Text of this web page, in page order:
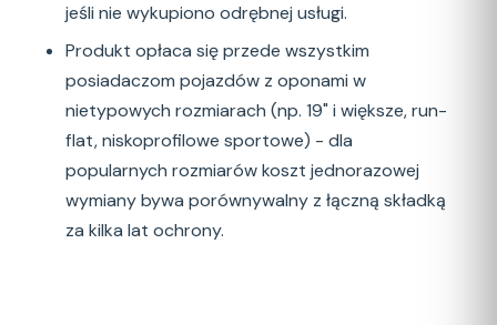
jeśli nie wykupiono odrębnej usługi.
Produkt opłaca się przede wszystkim
posiadaczom pojazdów z oponami w
nietypowych rozmiarach (np. 19" i większe, run-
flat, niskoprofilowe sportowe) - dla
popularnych rozmiarów koszt jednorazowej
wymiany bywa porównywalny z łączną składką
za kilka lat ochrony.